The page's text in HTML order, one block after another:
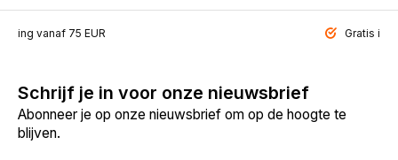
vanaf 75 EUR Gratis
Schrijf je in voor onze nieuwsbrief
Abonneer je op onze nieuwsbrief om op de hoogte te
blijven.